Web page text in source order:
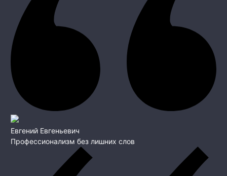
Евгений Евгеньевич
Профессионализм без лишних слов